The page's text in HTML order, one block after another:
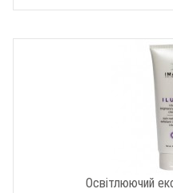
Освітлюючий